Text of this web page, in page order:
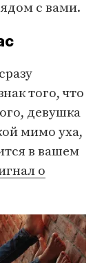
с вами.
того, что
девушка
мимо уха,
в вашем
о